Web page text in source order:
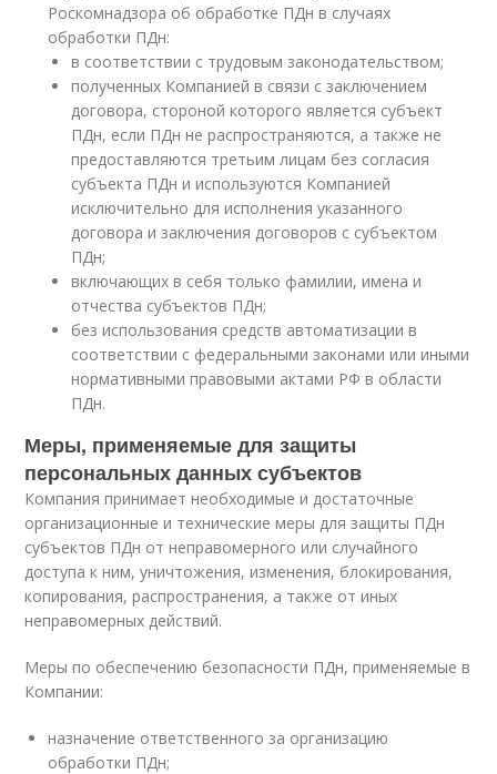
Роскомнадзора об обработке ПДн в случаях
обработки ПДн:
в соответствии с трудовым законодательством;
полученных Компанией в связи с заключением
договора, стороной которого является субъект
ПДн, если ПДн не распространяются, а также не
предоставляются третьим лицам без согласия
субъекта ПДн и используются Компанией
исключительно для исполнения указанного
договора и заключения договоров с субъектом
ПДн;
включающих в себя только фамилии, имена и
отчества субъектов ПДн;
без использования средств автоматизации в
соответствии с федеральными законами или иными
нормативными правовыми актами РФ в области
ПДн.
Меры, применяемые для защиты
персональных данных субъектов
Компания принимает необходимые и достаточные
организационные и технические меры для защиты ПДн
субъектов ПДн от неправомерного или случайного
доступа к ним, уничтожения, изменения, блокирования,
копирования, распространения, а также от иных
неправомерных действий.
Меры по обеспечению безопасности ПДн, применяемые в
Компании:
назначение ответственного за организацию
обработки ПДн;